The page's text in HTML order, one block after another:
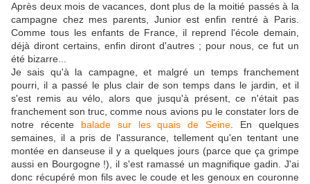
Après deux mois de vacances, dont plus de la moitié passés à la
campagne chez mes parents, Junior est enfin rentré à Paris.
Comme tous les enfants de France, il reprend l'école demain,
déjà diront certains, enfin diront d'autres ; pour nous, ce fut un
été bizarre...
Je sais qu'à la campagne, et malgré un temps franchement
pourri, il a passé le plus clair de son temps dans le jardin, et il
s'est remis au vélo, alors que jusqu'à présent, ce n'était pas
franchement son truc, comme nous avions pu le constater lors de
notre récente balade sur les quais de Seine . En quelques
semaines, il a pris de l'assurance, tellement qu'en tentant une
montée en danseuse il y a quelques jours (parce que ça grimpe
aussi en Bourgogne !), il s'est ramassé un magnifique gadin. J'ai
donc récupéré mon fils avec le coude et les genoux en couronne